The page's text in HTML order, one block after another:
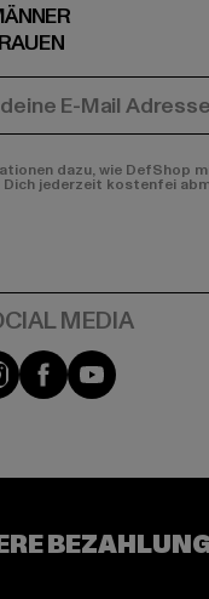
dazu, wie DefShop
Dich jederzeit kostenfei
Instagram
FacebookYouTube